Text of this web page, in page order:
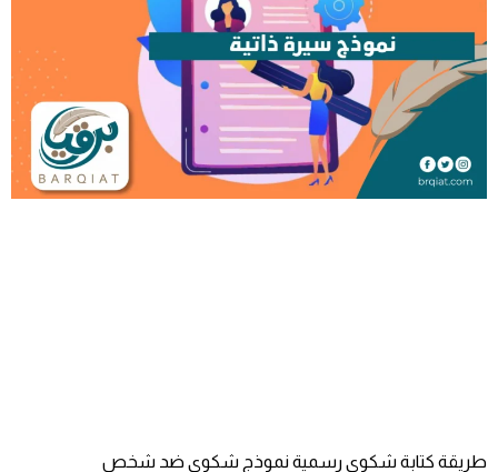
طريقة كتابة شكوى رسمية نموذج شكوى ضد شخص